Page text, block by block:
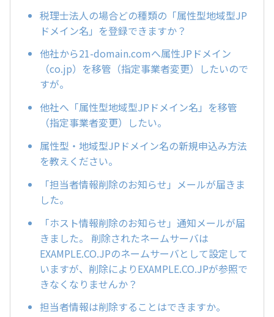
税理士法人の場合どの種類の「属性型地域型JP
ドメイン名」を登録できますか？
他社から21-domain.comへ属性JPドメイン
（co.jp）を移管（指定事業者変更）したいので
すが。
他社へ「属性型地域型JPドメイン名」を移管
（指定事業者変更）したい。
属性型・地域型JPドメイン名の新規申込み方法
を教えください。
「担当者情報削除のお知らせ」メールが届きま
した。
「ホスト情報削除のお知らせ」通知メールが届
きました。 削除されたネームサーバは
EXAMPLE.CO.JPのネームサーバとして設定して
いますが、削除によりEXAMPLE.CO.JPが参照で
きなくなりませんか？
担当者情報は削除することはできますか。